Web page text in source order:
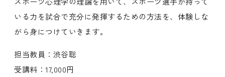
いる力を試合で充分に発揮するための方法を、体験しな
がら身につけていきます。
担当教員：渋谷聡
受講料：17,000円